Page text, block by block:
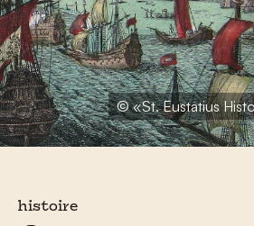
© «St. Eustatius
histoire